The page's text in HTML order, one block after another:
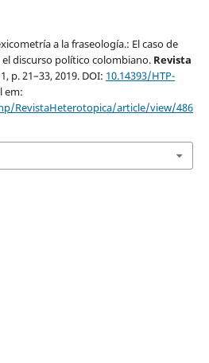
a la fraseología.: El caso de
discurso político colombiano. Revista
p. 21–33, 2019. DOI: 10.14393/HTP-
em:
RevistaHeterotopica/article/view/486